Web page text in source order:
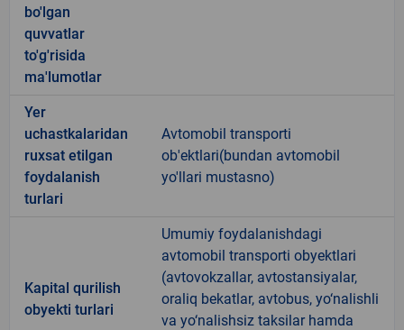
bo'lgan
quvvatlar
to'g'risida
ma'lumotlar
Yer
uchastkalaridan
ruxsat etilgan
foydalanish
turlari
Avtomobil transporti
ob'ektlari(bundan avtomobil
yo'llari mustasno)
Kapital qurilish
obyekti turlari
Umumiy foydalanishdagi
avtomobil transporti obyektlari
(avtovokzallar, avtostansiyalar,
oraliq bekatlar, avtobus, yo‘nalishli
va yo‘nalishsiz taksilar hamda